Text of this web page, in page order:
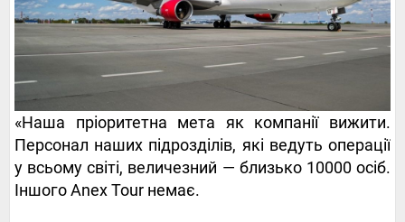
«Наша пріоритетна мета як компанії вижити.
Персонал наших підрозділів, які ведуть операції
у всьому світі, величезний — близько 10000 осіб.
Іншого Anex Tour немає.